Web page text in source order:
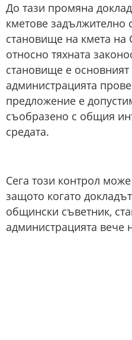
До тази промяна
кметове задължително
становище на кмета
относно тяхната
становище е
администрацията
предложение е
съобразено с общия
средата.
Сега този контрол
защото когато
общински съветник,
администрацията вече